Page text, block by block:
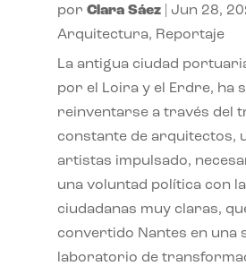
por Clara Sáez| Jun 28,
Arquitectura, Reportaje
La antigua ciudad
por el Loira y el Erdre, ha
reinventarse a través del
constante de arquitectos,
artistas impulsado,
una voluntad política con
ciudadanas muy claras,
convertido Nantes en una
laboratorio de